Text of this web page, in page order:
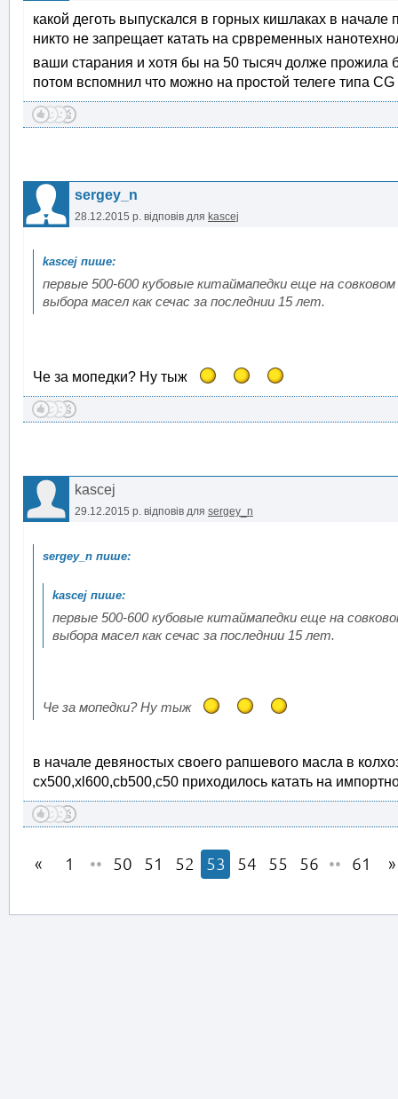
какой деготь выпускался в горных кишлаках в
никто не запрещает катать на срвременных
ваши старания и хотя бы на 50 тысяч долже прожила
потом вспомнил что можно на простой телеге типа
sergey_n
28.12.2015 р. відповів для kascej
первые 500-600 кубовые китаймапедки еще на
выбора масел как сечас за последнии 15 лет.
Че за мопедки? Ну тыж
kascej
29.12.2015 р. відповів для sergey_n
первые 500-600 кубовые китаймапедки еще на
выбора масел как сечас за последнии 15 лет.
Че за мопедки? Ну тыж
в начале девяностых своего рапшевого масла в
cx500,xl600,cb500,с50 приходилось катать на
1 •• 50 51 52 53 54 55 56 •• 61